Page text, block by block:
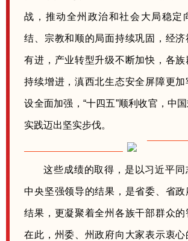
战，推动全州政治和社会大局稳定
结、宗教和顺的局面持续巩固，经济
有进，产业转型升级不断加快，各族
持续增进，滇西北生态安全屏障更加
设全面加强，“十四五”顺利收官，中
实践迈出坚实步伐。
这些成绩的取得，是以习近平同
中央坚强领导的结果，是省委、省政
结果，更凝聚着全州各族干部群众的
在此，州委、州政府向大家表示衷心